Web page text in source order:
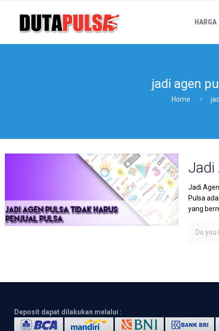
HARGA
jadi agen
Home
Jadi
Jadi
Pulsa
yang
Do you
Deposit dapat dilakukan melalui :